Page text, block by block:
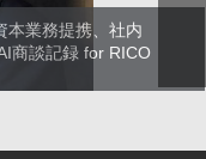
本業務提携、社内
商談記録 for RICO